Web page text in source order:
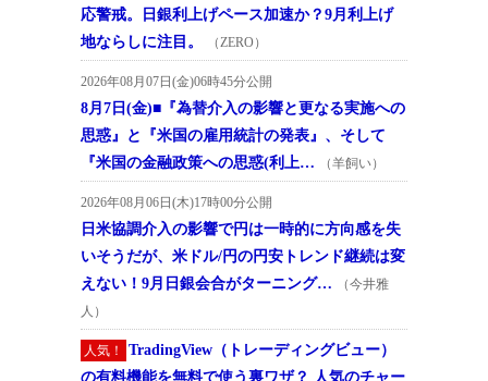
応警戒。日銀利上げペース加速か？9月利上げ
地ならしに注目。
（ZERO）
2026年08月07日(金)06時45分公開
8月7日(金)■『為替介入の影響と更なる実施への
思惑』と『米国の雇用統計の発表』、そして
『米国の金融政策への思惑(利上…
（羊飼い）
2026年08月06日(木)17時00分公開
日米協調介入の影響で円は一時的に方向感を失
いそうだが、米ドル/円の円安トレンド継続は変
えない！9月日銀会合がターニング…
（今井雅
人）
人気！
TradingView（トレーディングビュー）
の有料機能を無料で使う裏ワザ？ 人気のチャー